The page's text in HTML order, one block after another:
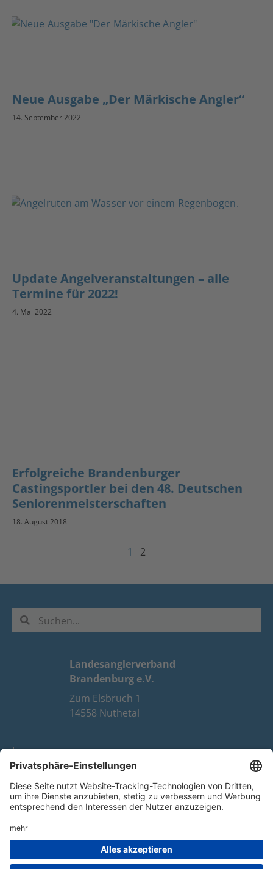
Neue Ausgabe „Der Märkische Angler“
14. September 2022
Update Angelveranstaltungen – alle
Termine für 2022!
4. Mai 2022
Erfolgreiche Brandenburger
Castingsportler bei den 48. Deutschen
Seniorenmeisterschaften
18. August 2018
1 2
Landesanglerverband
Brandenburg e.V.
Zum Elsbruch 1
14558 Nuthetal
Impressum
Datenschutz
FAQ